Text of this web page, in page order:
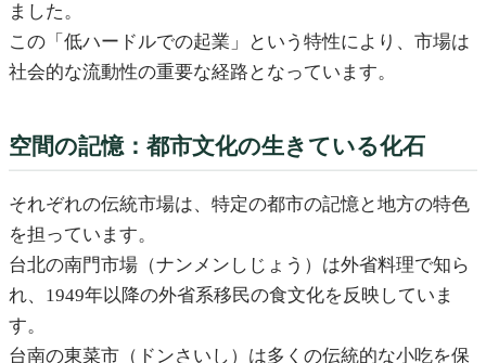
ました。
この「低ハードルでの起業」という特性により、市場は
社会的な流動性の重要な経路となっています。
空間の記憶：都市文化の生きている化石
それぞれの伝統市場は、特定の都市の記憶と地方の特色
を担っています。
台北の南門市場（ナンメンしじょう）は外省料理で知ら
れ、1949年以降の外省系移民の食文化を反映していま
す。
台南の東菜市（ドンさいし）は多くの伝統的な小吃を保